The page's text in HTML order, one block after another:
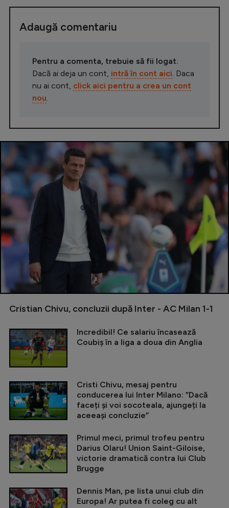
Adaugă comentariu
Pentru a comenta, trebuie să fii logat.
Dacă ai deja un cont, intră în cont aici. Daca
nu ai cont, click aici pentru a crea un cont
nou.
Cristian Chivu, concluzii după Inter - AC Milan 1-1
Incredibil! Ce salariu încasează
Coubiș în a liga a doua din Anglia
Cristi Chivu, mesaj pentru
conducerea lui Inter Milano: ”Dacă
faceți și voi socoteala, ajungeți la
aceeași concluzie”
Primul meci, primul trofeu pentru
Darius Olaru! Union Saint-Giloise,
victorie dramatică contra lui Club
Brugge
Dennis Man, pe lista unui club din
Europa! Ar putea fi coleg cu alt